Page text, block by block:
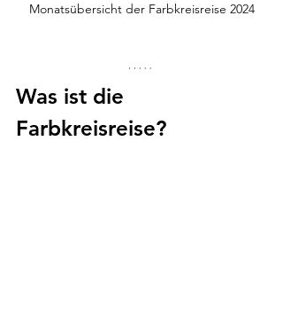
Monatsübersicht der Farbkreisreise 2024
Was ist die
Farbkreisreise?